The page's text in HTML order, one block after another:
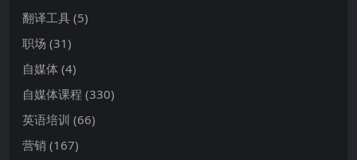
翻译工具 (5)
职场 (31)
自媒体 (4)
自媒体课程 (330)
英语培训 (66)
营销 (167)